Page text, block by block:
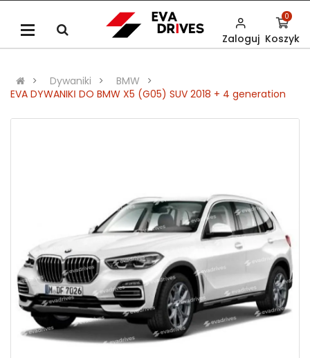
Zaloguj Koszyk
0
Dywaniki
BMW
EVA DYWANIKІ DO BMW X5 (G05) SUV 2018 + 4 generation